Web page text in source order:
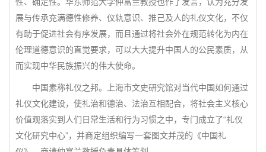
展与传承充满德性修养、仪轨意识、推己及人的礼仪文化，不仅
有助于促进社会有序发展，而且通过将社会外在规范转化为内在
伦理道德意识的直觉要求，可以大大提升中国人的公民素质，从
而实现中华民族振兴的伟大使命。
中国素称礼仪之邦。上海市文史研究馆对当代中国如何通过
礼仪文化建设，使礼治和德治、法治互相配合，将社会主义核心
价值观落实到人们日常生活和行为习惯之中，专门成立了“礼仪
文化研究中心”，并商定组织编写一套图文并茂的《中国礼